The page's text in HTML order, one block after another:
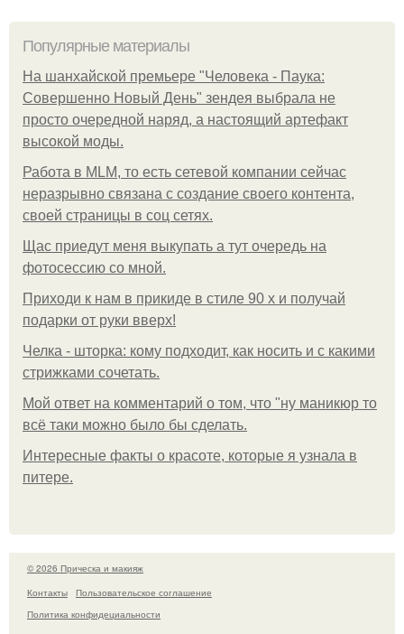
Популярные материалы
На шанхайской премьере "Человека - Паука:
Совершенно Новый День" зендея выбрала не
просто очередной наряд, а настоящий артефакт
высокой моды.
Работа в MLM, то есть сетевой компании сейчас
неразрывно связана с создание своего контента,
своей страницы в соц сетях.
Щас приедут меня выкупать а тут очередь на
фотосессию со мной.
Приходи к нам в прикиде в стиле 90 х и получай
подарки от руки вверх!
Челка - шторка: кому подходит, как носить и с какими
стрижками сочетать.
Мой ответ на комментарий о том, что "ну маникюр то
всё таки можно было бы сделать.
Интересные факты о красоте, которые я узнала в
питере.
© 2026 Прическа и макияж
Контакты
Пользовательское соглашение
Политика конфидециальности